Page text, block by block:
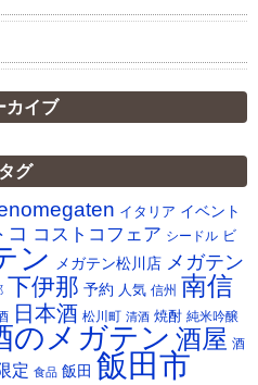
カイブ
タグ
イタリア イベント
コ コストコフェア シードル ビ
ン メガテン松川店 メガテン
下伊那 予約 人気 信州 南信
日本酒 松川町 清酒 焼酎 純米吟醸
のメガテン 酒屋 酒
定 食品 飯田 飯田市